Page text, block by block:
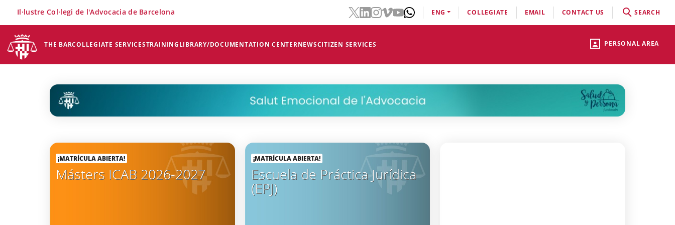
PERSONAL AREA
THE BARCOLLEGIATE SERVICESTRAININGLIBRARY/DOCUMENTATION CENTERNEWSCITIZEN SERVICES
Il·lustre Col·legi de l'Advocacia de Barcelona ENG COLLEGIATE EMAIL CONTACT US SEARCH
¡MATRÍCULA ABIERTA!
Másters ICAB 2026-2027
¡MATRÍCULA ABIERTA!
Escuela de Práctica Jurídica
(EPJ)